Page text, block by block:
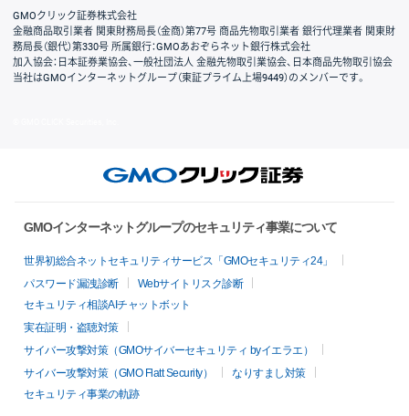
GMOクリック証券株式会社
金融商品取引業者 関東財務局長（金商）第77号 商品先物取引業者 銀行代理業者 関東財
務局長（銀代）第330号 所属銀行：GMOあおぞらネット銀行株式会社
加入協会：日本証券業協会、一般社団法人 金融先物取引業協会、日本商品先物取引協会
当社はGMOインターネットグループ（東証プライム上場9449）のメンバーです。
GMOインターネットグループのセキュリティ事業について
世界初総合ネットセキュリティサービス「GMOセキュリティ24」
パスワード漏洩診断
Webサイトリスク診断
セキュリティ相談AIチャットボット
実在証明・盗聴対策
サイバー攻撃対策（GMOサイバーセキュリティ byイエラエ）
サイバー攻撃対策（GMO Flatt Security）
なりすまし対策
セキュリティ事業の軌跡